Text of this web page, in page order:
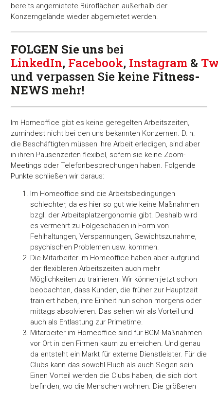
bereits angemietete Büroflächen außerhalb der
Konzerngelände wieder abgemietet werden.
FOLGEN Sie uns bei
LinkedIn, Facebook, Instagram &
und verpassen Sie keine Fitness-
NEWS mehr!
Im Homeoffice gibt es keine geregelten Arbeitszeiten,
zumindest nicht bei den uns bekannten Konzernen. D. h.
die Beschäftigten müssen ihre Arbeit erledigen, sind aber
in ihren Pausenzeiten flexibel, sofern sie keine Zoom-
Meetings oder Telefonbesprechungen haben. Folgende
Punkte schließen wir daraus:
Im Homeoffice sind die Arbeitsbedingungen
schlechter, da es hier so gut wie keine Maßnahmen
bzgl. der Arbeitsplatzergonomie gibt. Deshalb wird
es vermehrt zu Folgeschäden in Form von
Fehlhaltungen, Verspannungen, Gewichtszunahme,
psychischen Problemen usw. kommen.
Die Mitarbeiter im Homeoffice haben aber aufgrund
der flexibleren Arbeitszeiten auch mehr
Möglichkeiten zu trainieren. Wir können jetzt schon
beobachten, dass Kunden, die früher zur Hauptzeit
trainiert haben, ihre Einheit nun schon morgens oder
mittags absolvieren. Das sehen wir als Vorteil und
auch als Entlastung zur Primetime.
Mitarbeiter im Homeoffice sind für BGM-Maßnahmen
vor Ort in den Firmen kaum zu erreichen. Und genau
da entsteht ein Markt für externe Dienstleister. Für die
Clubs kann das sowohl Fluch als auch Segen sein.
Einen Vorteil werden die Clubs haben, die sich dort
befinden, wo die Menschen wohnen. Die größeren